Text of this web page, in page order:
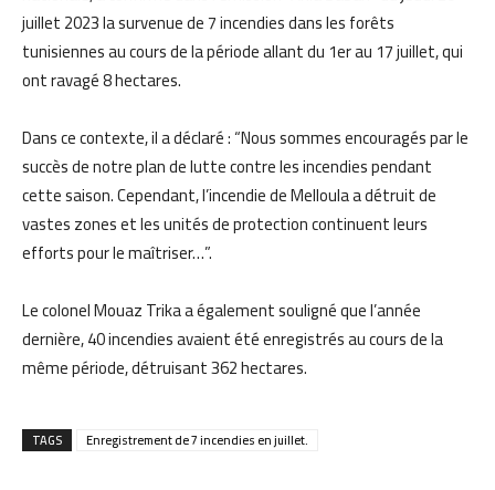
juillet 2023 la survenue de 7 incendies dans les forêts
tunisiennes au cours de la période allant du 1er au 17 juillet, qui
ont ravagé 8 hectares.
Dans ce contexte, il a déclaré : “Nous sommes encouragés par le
succès de notre plan de lutte contre les incendies pendant
cette saison. Cependant, l’incendie de Melloula a détruit de
vastes zones et les unités de protection continuent leurs
efforts pour le maîtriser…”.
Le colonel Mouaz Trika a également souligné que l’année
dernière, 40 incendies avaient été enregistrés au cours de la
même période, détruisant 362 hectares.
TAGS Enregistrement de 7 incendies en juillet.